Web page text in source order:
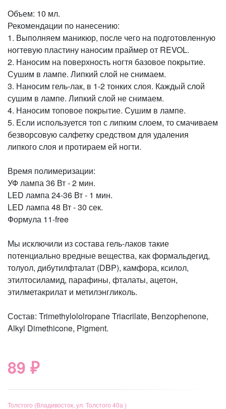
Объем: 10 мл.
Рекомендации по нанесению:
1. Выполняем маникюр, после чего на подготовленную
ногтевую пластину наносим праймер от REVOL.
2. Наносим на поверхность ногтя базовое покрытие.
Сушим в лампе. Липкий слой не снимаем.
3. Наносим гель-лак, в 1-2 тонких слоя. Каждый слой
сушим в лампе. Липкий слой не снимаем.
4. Наносим топовое покрытие. Сушим в лампе.
5. Если используется топ с липким слоем, то смачиваем
безворсовую салфетку средством для удаления
липкого слоя и протираем ей ногти.
Время полимеризации:
УФ лампа 36 Вт - 2 мин.
LED лампа 24-36 Вт - 1 мин.
LED лампа 48 Вт - 30 сек.
Формула 11-free
Мы исключили из состава гель-лаков такие
потенциально вредные вещества, как формальдегид,
толуол, дибутилфталат (DBP), камфора, ксилол,
этилтосиламид, парафины, фталаты, ацетон,
этилметакрилат и метилэнгликоль.
Состав: Trimethylololropane Triacrilate, Benzophenone,
Alkyl Dimethicone, Pigment.
89 ₽
Толстого (Владивосток, ул. Толстого 40а )